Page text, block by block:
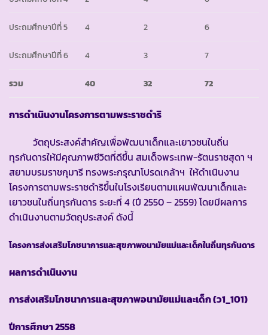
ประถมศึกษาปีที่ 5 4 2 6
ประถมศึกษาปีที่ 6 4 3 7
รวม 40 32 72
การดำเนินงานโครงการตามพระราชดำริ
วัตถุประสงค์สำคัญเพื่อพัฒนาเด็กและเยาวชนในถิ่น
ทุรกันดารให้มีคุณภาพชีวิตที่ดีขึ้น สมเด็จพระเทพ-รัตนราชสุดา ฯ
สยามบรมราชกุมารี ทรงพระกรุณาโปรดเกล้าฯ ให้ดำเนินงาน
โครงการตามพระราชดำริขึ้นในโรงเรียนตามแผนพัฒนาเด็กและ
เยาวชนในถิ่นทุรกันดาร ระยะที่ 4 (ปี 2550 – 2559) โดยมีผลการ
ดำเนินงานตามวัตถุประสงค์ ดังนี้
โครงการส่งเสริมโภชนาการและสุขภาพอนามัยแม่และเด็กในถิ่นทุรกันดาร
ผลการดำเนินงาน
การส่งเสริมโภชนาการและสุขภาพอนามัยแม่และเด็ก(ว1_101)
ปีการศึกษา2558